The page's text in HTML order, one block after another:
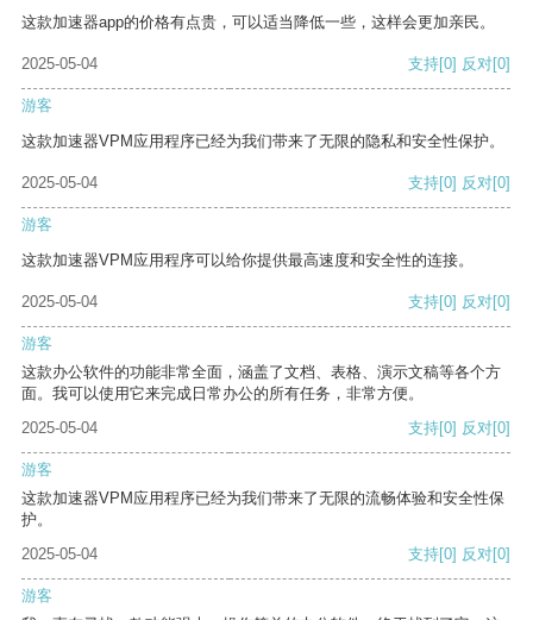
这款加速器app的价格有点贵，可以适当降低一些，这样会更加亲民。
2025-05-04 支持[0] 反对[0]
游客
这款加速器VPM应用程序已经为我们带来了无限的隐私和安全性保护。
2025-05-04 支持[0] 反对[0]
游客
这款加速器VPM应用程序可以给你提供最高速度和安全性的连接。
2025-05-04 支持[0] 反对[0]
游客
这款办公软件的功能非常全面，涵盖了文档、表格、演示文稿等各个方
面。我可以使用它来完成日常办公的所有任务，非常方便。
2025-05-04
支持[0] 反对[0]
游客
这款加速器VPM应用程序已经为我们带来了无限的流畅体验和安全性保
护。
2025-05-04
支持[0] 反对[0]
游客